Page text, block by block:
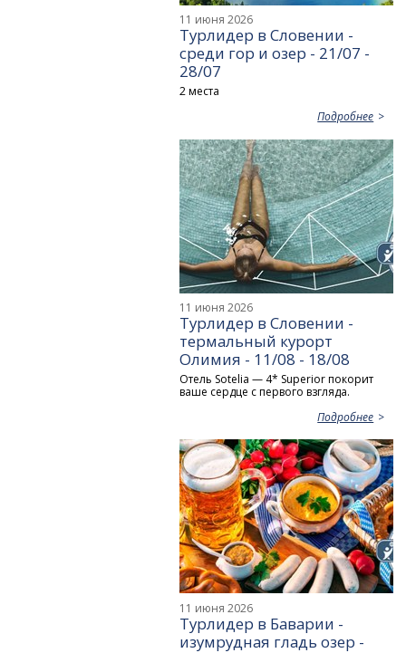
11 июня 2026
Турлидер в Словении -
среди гор и озер - 21/07 -
28/07
2 места
Подробнее
11 июня 2026
Турлидер в Словении -
термальный курорт
Олимия - 11/08 - 18/08
Отель Sotelia — 4* Superior покорит
ваше сердце с первого взгляда.
Подробнее
11 июня 2026
Турлидер в Баварии -
изумрудная гладь озер -